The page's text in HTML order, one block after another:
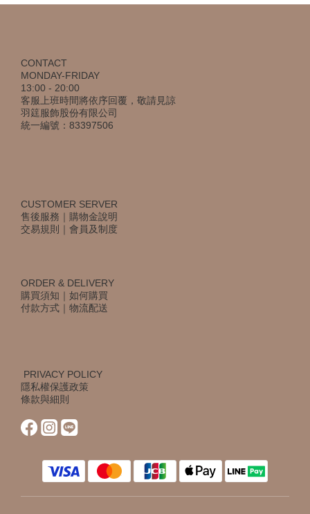
CONTACT
MONDAY-FRIDAY
13:00 - 20:00
客服上班時間將依序回覆，敬請見諒
羽筳服飾股份有限公司
統一編號：83397506
CUSTOMER SERVER
售後服務 ｜ 購物金說明
交易規則
｜ 會員及制度
ORDER & DELIVERY
購買須知 ｜ 如何購買
付款方式 ｜ 物流配送
PRIVACY POLICY
隱私權保護政策
條款與細則